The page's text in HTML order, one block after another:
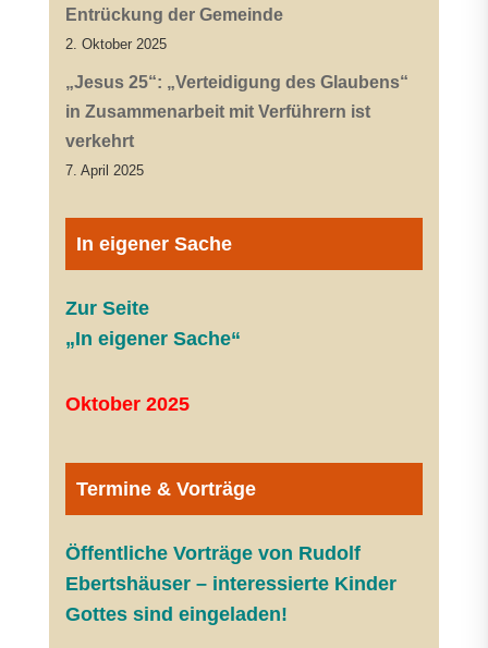
Entrückung der Gemeinde
2. Oktober 2025
„Jesus 25“: „Verteidigung des Glaubens“
in Zusammenarbeit mit Verführern ist
verkehrt
7. April 2025
In eigener Sache
Zur Seite
„In eigener Sache“
Oktober 2025
Termine & Vorträge
Öffentliche Vorträge von Rudolf
Ebertshäuser – interessierte Kinder
Gottes sind eingeladen!